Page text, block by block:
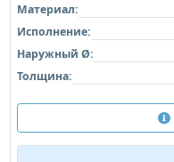
Материал:
Исполнение:
Наружный Ø:
Толщина: